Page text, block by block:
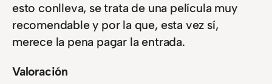
esto conlleva, se trata de una película muy
recomendable y por la que, esta vez sí,
merece la pena pagar la entrada.
Valoración